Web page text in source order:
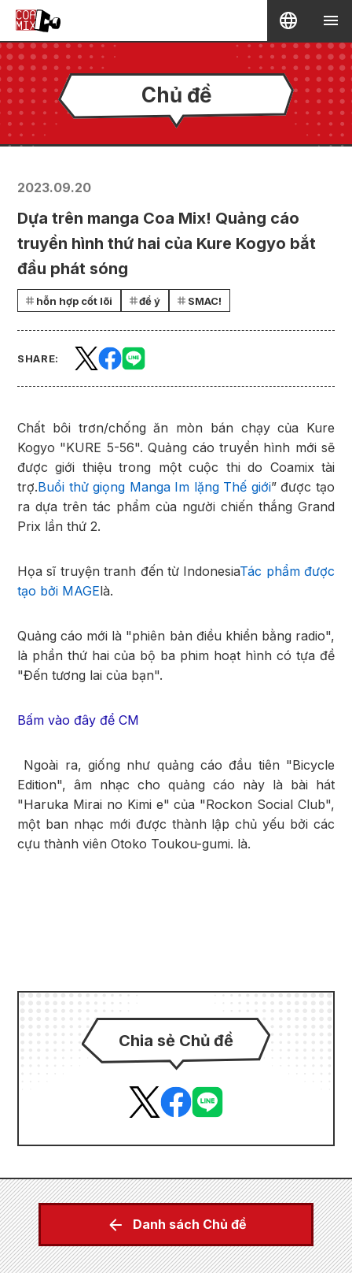
Chủ đề
2023.09.20
Dựa trên manga Coa Mix! Quảng cáo
truyền hình thứ hai của Kure Kogyo bắt
đầu phát sóng
hỗn hợp cốt lõi để ý SMAC!
SHARE:
Chất bôi trơn/chống ăn mòn bán chạy của Kure
Kogyo "KURE 5-56". Quảng cáo truyền hình mới sẽ
được giới thiệu trong một cuộc thi do Coamix tài
trợ.Buổi thử giọng Manga Im lặng Thế giới” được tạo
ra dựa trên tác phẩm của người chiến thắng Grand
Prix lần thứ 2.
Họa sĩ truyện tranh đến từ IndonesiaTác phẩm được
tạo bởi MAGElà.
Quảng cáo mới là "phiên bản điều khiển bằng radio",
là phần thứ hai của bộ ba phim hoạt hình có tựa đề
"Đến tương lai của bạn".
Bấm vào đây để CM
Ngoài ra, giống như quảng cáo đầu tiên "Bicycle
Edition", âm nhạc cho quảng cáo này là bài hát
"Haruka Mirai no Kimi e" của "Rockon Social Club",
một ban nhạc mới được thành lập chủ yếu bởi các
cựu thành viên Otoko Toukou-gumi. là.
Chia sẻ Chủ đề
Danh sách Chủ đề